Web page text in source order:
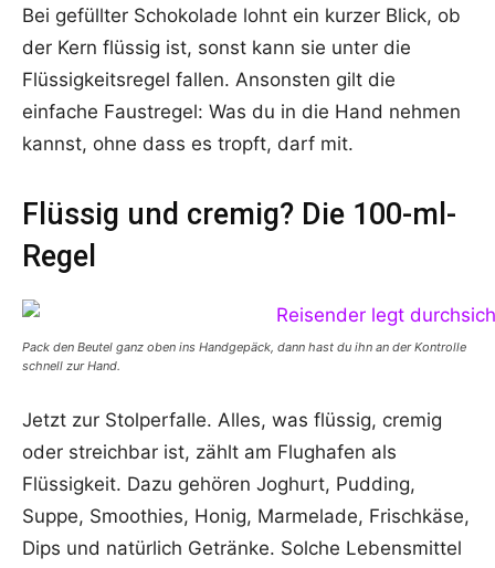
Bei gefüllter Schokolade lohnt ein kurzer Blick, ob
der Kern flüssig ist, sonst kann sie unter die
Flüssigkeitsregel fallen. Ansonsten gilt die
einfache Faustregel: Was du in die Hand nehmen
kannst, ohne dass es tropft, darf mit.
Flüssig und cremig? Die 100-ml-
Regel
Pack den Beutel ganz oben ins Handgepäck, dann hast du ihn an der Kontrolle
schnell zur Hand.
Jetzt zur Stolperfalle. Alles, was flüssig, cremig
oder streichbar ist, zählt am Flughafen als
Flüssigkeit. Dazu gehören Joghurt, Pudding,
Suppe, Smoothies, Honig, Marmelade, Frischkäse,
Dips und natürlich Getränke. Solche Lebensmittel